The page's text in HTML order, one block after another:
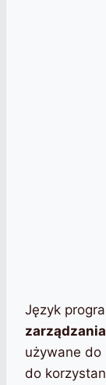
Język
używane do
do